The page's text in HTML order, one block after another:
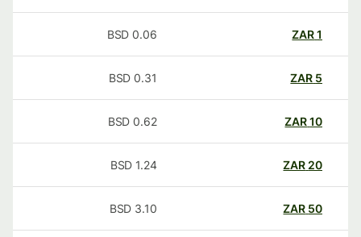
ZAR
0.06
BSD
ZAR
0.31
BSD
ZAR
0.62
BSD
20
ZAR
1.24
BSD
50
ZAR
3.10
BSD